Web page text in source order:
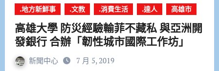
.地方新鮮事 .文教 .消費生活 .達人 高雄市
高雄大學 防災經驗輸菲不藏私 與亞洲開
發銀行 合辦「韌性城市國際工作坊」
新聞中心 7 月 5, 2019